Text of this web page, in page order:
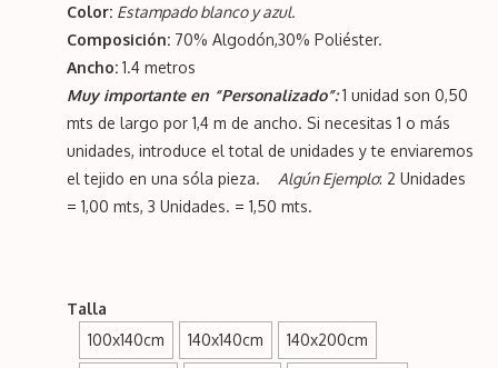
precios:
5,99€
hasta
28,34€
Color: Estampado blanco y azul.
Composición: 70% Algodón,30% Poliéster.
Ancho: 1.4 metros
Muy importante en “Personalizado”:1 unidad son 0,50
mts de largo por 1,4 m de ancho. Si necesitas 1 o más
unidades, introduce el total de unidades y te enviaremos
el tejido en una sóla pieza. Algún Ejemplo: 2 Unidades
= 1,00 mts, 3 Unidades. = 1,50 mts.
Talla
100x140cm
140x140cm 140x200cm